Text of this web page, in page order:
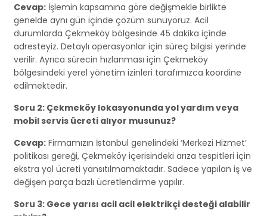
Cevap: İşlemin kapsamına göre değişmekle birlikte
genelde aynı gün içinde çözüm sunuyoruz. Acil
durumlarda Çekmeköy bölgesinde 45 dakika içinde
adresteyiz. Detaylı operasyonlar için süreç bilgisi yerinde
verilir. Ayrıca sürecin hızlanması için Çekmeköy
bölgesindeki yerel yönetim izinleri tarafımızca koordine
edilmektedir.
Soru 2: Çekmeköy lokasyonunda yol yardım veya
mobil servis ücreti alıyor musunuz?
Cevap: Firmamızın İstanbul genelindeki ‘Merkezi Hizmet’
politikası gereği, Çekmeköy içerisindeki arıza tespitleri için
ekstra yol ücreti yansıtılmamaktadır. Sadece yapılan iş ve
değişen parça bazlı ücretlendirme yapılır.
Soru 3: Gece yarısı acil acil elektrikçi desteği alabilir